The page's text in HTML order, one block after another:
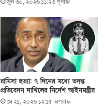
জুন ৩০, ২০২৬ ১১:২৩ পূর্বাহ্ণ
রামিসা হত্যা: ৭ দিনের মধ্যে তদন্ত
প্রতিবেদন দাখিলের নির্দেশ আইনমন্ত্রীর
মে ২১, ২০২৬ ১২:১৫ অপরাহ্ণ